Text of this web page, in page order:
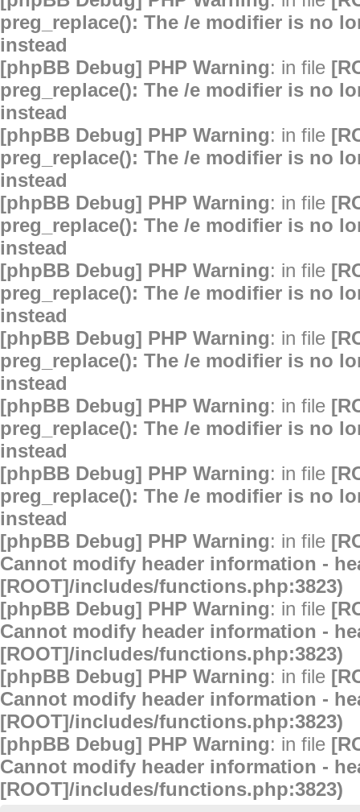
preg_replace(): The /e modifier is no
instead
[phpBB Debug] PHP Warning: in file
preg_replace(): The /e modifier is no
instead
[phpBB Debug] PHP Warning: in file
preg_replace(): The /e modifier is no
instead
[phpBB Debug] PHP Warning: in file
preg_replace(): The /e modifier is no
instead
[phpBB Debug] PHP Warning: in file
preg_replace(): The /e modifier is no
instead
[phpBB Debug] PHP Warning: in file
preg_replace(): The /e modifier is no
instead
[phpBB Debug] PHP Warning: in file
preg_replace(): The /e modifier is no
instead
[phpBB Debug] PHP Warning: in file
preg_replace(): The /e modifier is no
instead
[phpBB Debug] PHP Warning: in file
Cannot modify header information -
[ROOT]/includes/functions.php:3823)
[phpBB Debug] PHP Warning: in file
Cannot modify header information -
[ROOT]/includes/functions.php:3823)
[phpBB Debug] PHP Warning: in file
Cannot modify header information -
[ROOT]/includes/functions.php:3823)
[phpBB Debug] PHP Warning: in file
Cannot modify header information -
[ROOT]/includes/functions.php:3823)